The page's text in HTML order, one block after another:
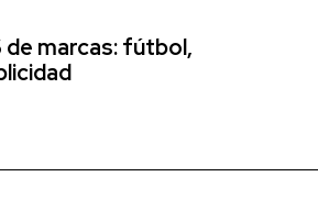
de marcas: fútbol,